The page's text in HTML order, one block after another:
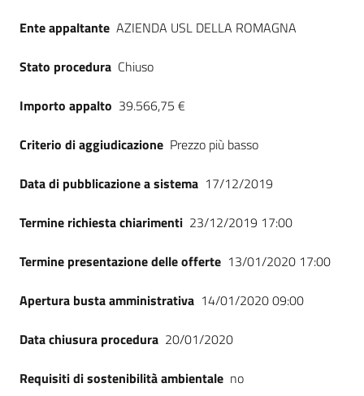
Ente appaltante AZIENDA USL DELLA ROMAGNA
Stato procedura Chiuso
Importo appalto 39.566,75 €
Criterio di aggiudicazione Prezzo più basso
Data di pubblicazione a sistema 17/12/2019
Termine richiesta chiarimenti 23/12/2019 17:00
Termine presentazione delle offerte 13/01/2020 17:00
Apertura busta amministrativa 14/01/2020 09:00
Data chiusura procedura 20/01/2020
Requisiti di sostenibilità ambientale no